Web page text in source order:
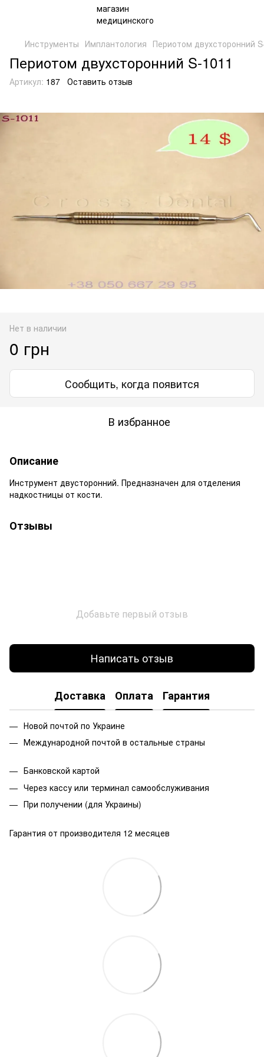
Инструменты Имплантология Периотом двухсторонний
Периотом двухсторонний S-1011
Артикул: 187 Оставить отзыв
Нет в наличии
0 грн
Сообщить, когда появится
В избранное
Описание
Инструмент двусторонний. Предназначен для отделения
надкостницы от кости.
Отзывы
Добавьте первый отзыв
Написать отзыв
Доставка Оплата Гарантия
Новой почтой по Украине
Международной почтой в остальные страны
Банковской картой
Через кассу или терминал самообслуживания
При получении (для Украины)
Гарантия от производителя 12 месяцев